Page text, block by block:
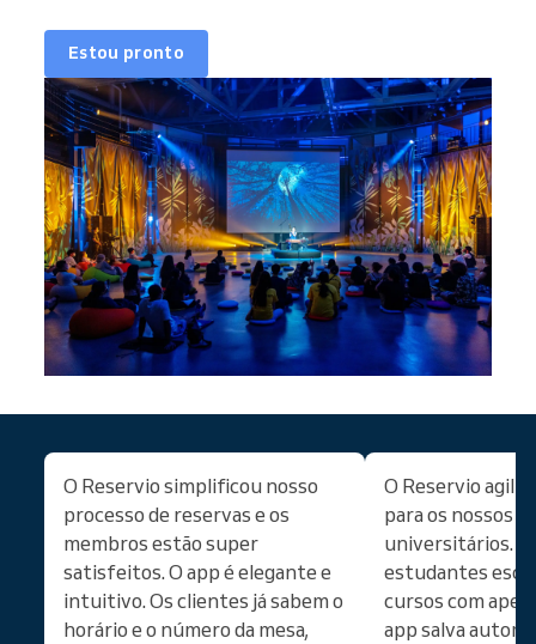
Estou pronto
O Reservio simplificou nosso
processo de reservas e os
membros estão super
satisfeitos. O app é elegante e
intuitivo. Os clientes já sabem o
horário e o número da mesa,
O Reservio
para os nossos
universitários.
estudantes
cursos com
app salva